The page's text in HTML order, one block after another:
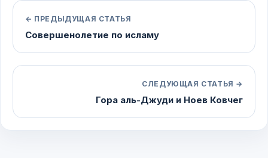
← ПРЕДЫДУЩАЯ СТАТЬЯ
Совершенолетие по исламу
СЛЕДУЮЩАЯ СТАТЬЯ →
Гора аль-Джуди и Ноев Ковчег